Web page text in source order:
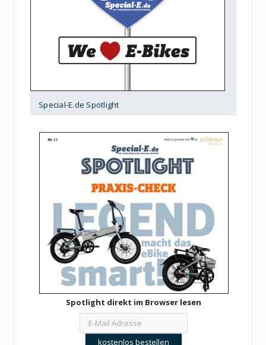
Special-E.de Spotlight
Spotlight direkt im Browser lesen